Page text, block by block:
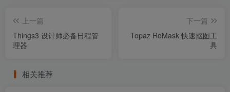
上一篇
Things3 设计师必备日程管
理器
下一篇
Topaz ReMask 快速抠图工
具
相关推荐